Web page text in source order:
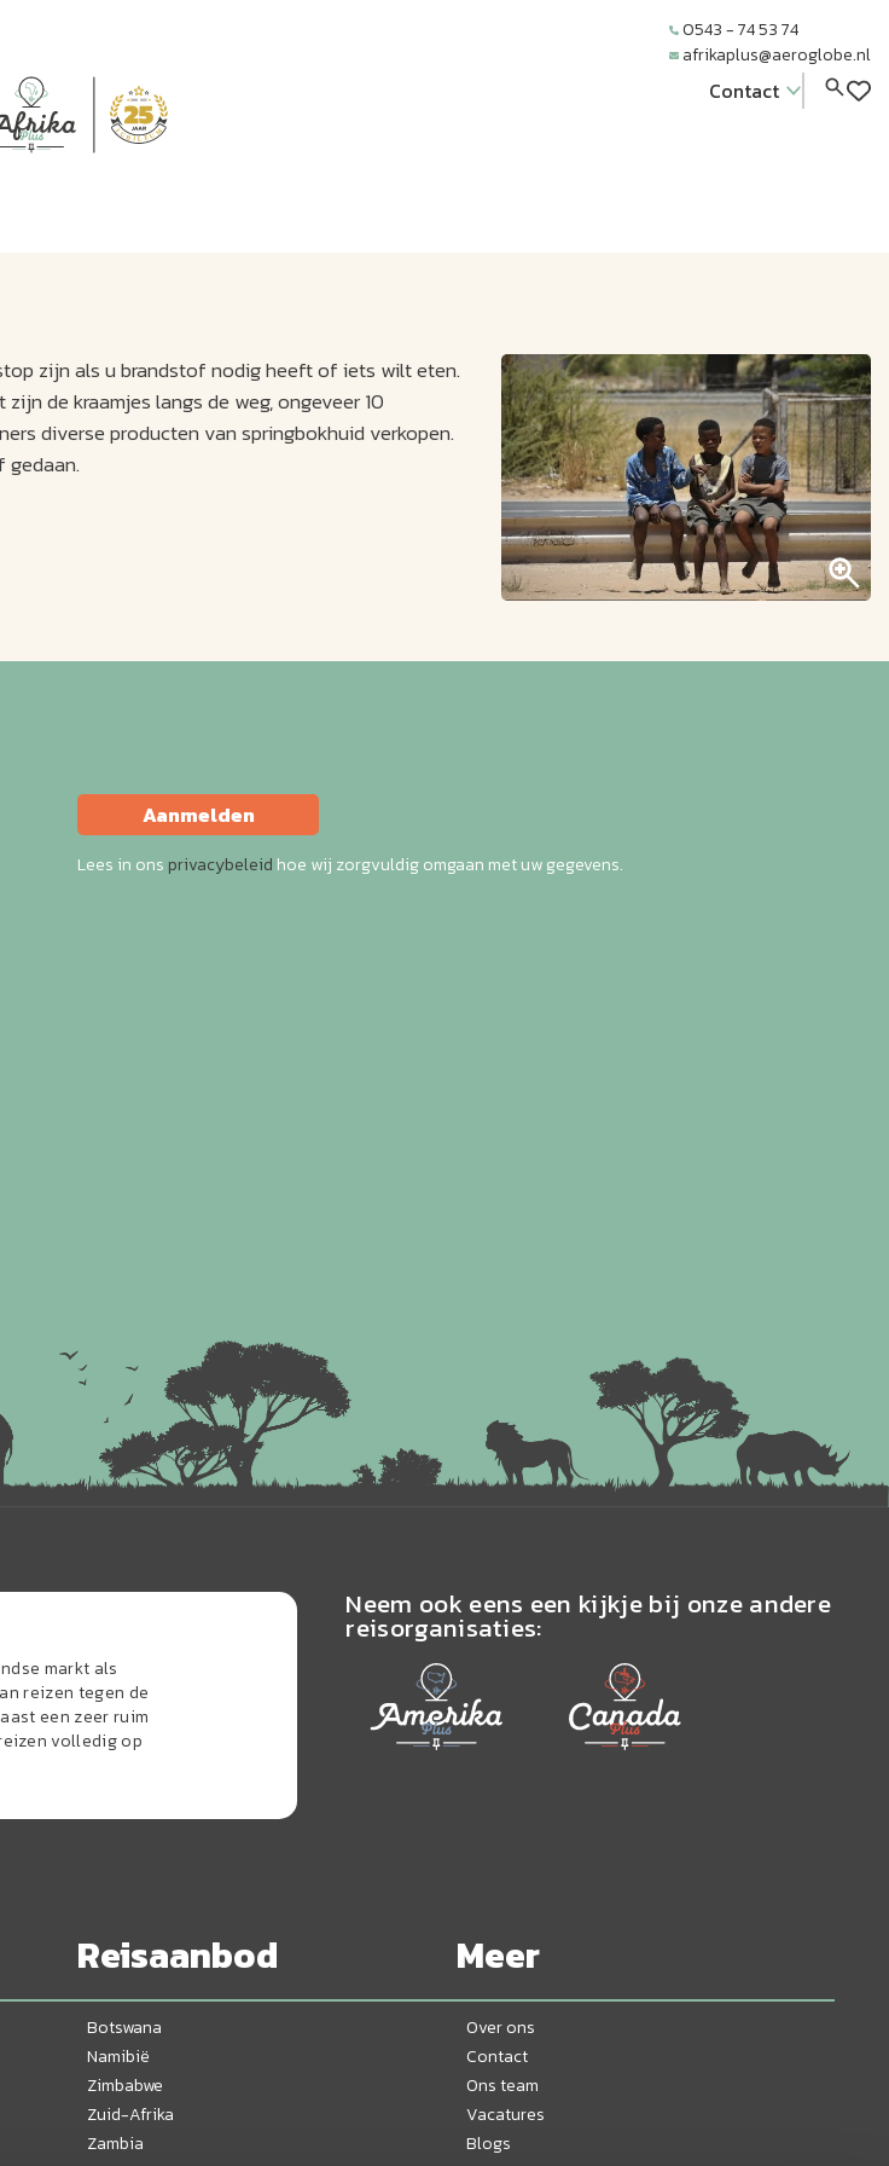
JUBIL EUM
0543 - 74 53 74
afrikaplus@aeroglobe.nl
Contact
zijn als u brandstof nodig heeft of iets wilt eten.
de kraamjes langs de weg, ongeveer 10
diverse producten van springbokhuid verkopen.
gedaan.
Aanmelden
Lees in ons privacybeleid hoe wij zorgvuldig omgaan met uw gegevens.
markt als
reizen tegen de
een zeer ruim
volledig op
Neem ook eens een kijkje bij onze andere
reisorganisaties:
Reisaanbod
Botswana
Namibië
Zimbabwe
Zuid-Afrika
Zambia
Meer
Over ons
Contact
Ons team
Vacatures
Blogs